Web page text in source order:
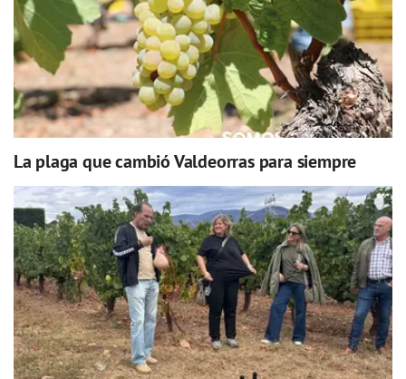
La plaga que cambió Valdeorras para siempre